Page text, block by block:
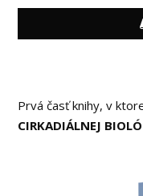
Prvá časť knihy, v
CIRKADIÁLNEJ